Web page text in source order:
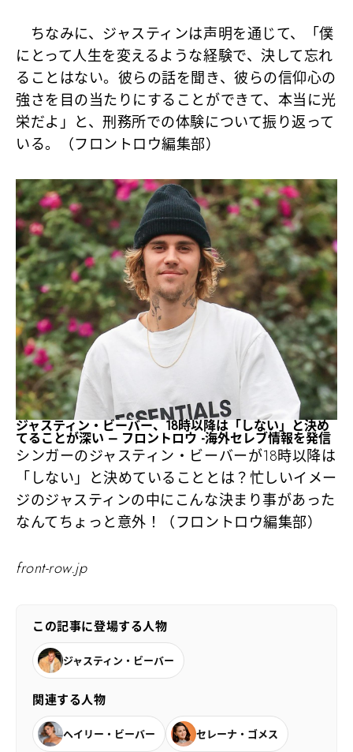
ちなみに、ジャスティンは声明を通じて、
「僕
にとって人生を変えるような経験で、決して忘れ
ることはない。彼らの話を聞き、彼らの信仰心の
強さを目の当たりにすることができて、本当に光
栄だよ」 と、刑務所での体験について振り返って
いる。（フロントロウ編集部）
ジャスティン・ビーバー、18時以降は「しない」と決め
てることが深い – フロントロウ -海外セレブ情報を発信
シンガーのジャスティン・ビーバーが18時以降は
「しない」と決めていることとは？忙しいイメー
ジのジャスティンの中にこんな決まり事があった
なんてちょっと意外！（フロントロウ編集部）
front-row.jp
この記事に登場する人物
ジャスティン・ビーバー
関連する人物
ヘイリー・ビーバー セレーナ・ゴメス